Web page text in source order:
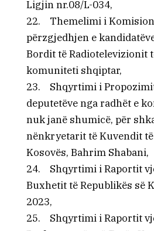
Ligjin nr.08/L-034,
22. Themelimi i
përzgjedhjen e
Bordit të Radiotelevizionit
komuniteti shqiptar,
23. Shqyrtimi i
deputetëve nga radhët e
nuk janë shumicë, për
nënkryetarit të Kuvendit
Kosovës, Bahrim Shabani,
24. Shqyrtimi i Raportit
Buxhetit të Republikës së
2023,
25. Shqyrtimi i Raportit